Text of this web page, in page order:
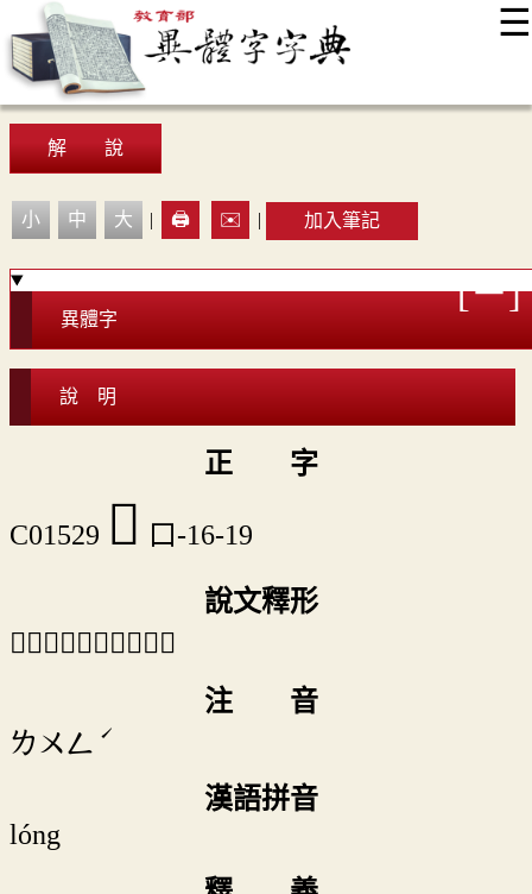
☰
最新消息
顯示模式
解 說
小 中 大 | 🖨️ ✉️ | 加入筆記
異體字
說 明
正 字
C01529 𡃡 口-16-19
說文釋形
「𡃡」《說文》不錄。
注 音
ㄌㄨㄥ ˊ
漢語拼音
lóng